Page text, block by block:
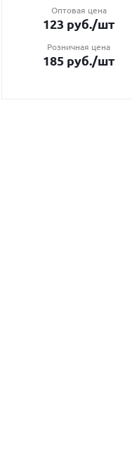
Оптовая цена
123 руб./шт
Розничная цена
185 руб./шт